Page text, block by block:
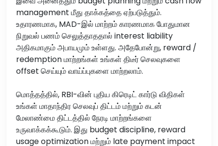
management மீது தாக்கத்தை ஏற்படுத்தும்.
உதாரணமாக, MAD-இல் மாற்றம் காரணமாக போதுமான
நிறுவல் பணம் செலுத்தாததால் interest liability
அதிகமாகும் அபாயமும் உள்ளது. அதேபோன்று, reward /
redemption மாற்றங்கள் உங்கள் திடீர் செலவுகளை
offset செய்யும் வாய்ப்புகளை மாற்றலாம்.
மொத்தத்தில், RBI-வின் புதிய கிரெடிட் கார்டு விதிகள்
உங்கள் மாதாந்திர செலவுப் திட்டம் மற்றும் கடன்
மேலாண்மை திட்டத்தில் நேரடி மாற்றங்களை
உருவாக்கக்கூடும். இது budget discipline, reward
usage optimization மற்றும் late payment impact